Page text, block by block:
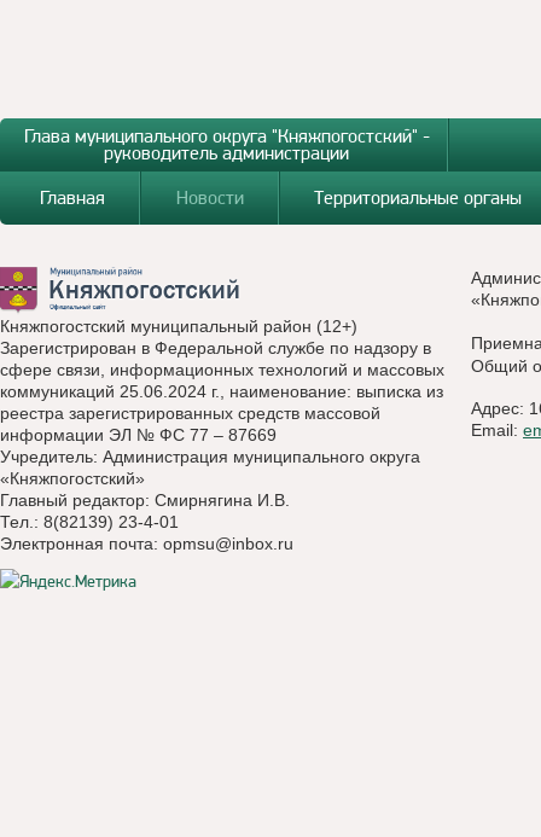
Глава муниципального округа "Княжпогостский" -
руководитель администрации
Главная
Новости Территориальные органы
Княжпогостский муниципальный район (12+)
Зарегистрирован в Федеральной службе по надзору в
сфере связи, информационных технологий и массовых
коммуникаций 25.06.2024 г., наименование: выписка из
реестра зарегистрированных средств массовой
информации ЭЛ № ФС 77 – 87669
Учредитель: Администрация муниципального округа
«Княжпогостский»
Главный редактор: Смирнягина И.В.
Тел.: 8(82139) 23-4-01
Электронная почта: opmsu@inbox.ru
Общий
Адрес:
Email: